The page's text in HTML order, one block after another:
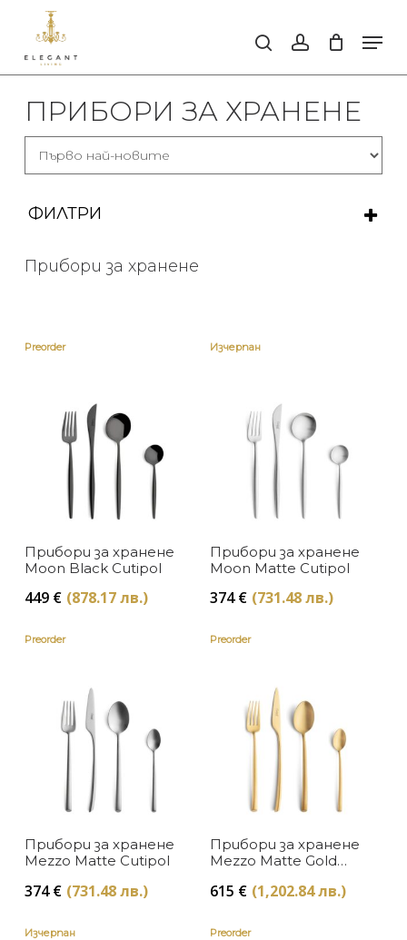
content
searchaccount
ПРИБОРИ ЗА ХРАНЕНЕ
ФИЛТРИ
БРАНД
Cutipol
НАЛИЧНОСТ
В наличност
Изчерпан, с опция за поръчка
ЦВЯТ
Бяло
Кафяво
Синьо
Слонова кост
Сребристо
Черно
ЦЕНА
Прибори за хранене
Preorder
Прибори за хранене
Moon Black Cutipol
449 € (878.17 лв.)
Изчерпан
Прибори за хранене
Moon Matte Cutipol
374€ (731.48 лв.)
Preorder
Прибори за хранене
Mezzo Matte Cutipol
374€ (731.48 лв.)
Preorder
Прибори за хранене
Mezzo Matte Gold
615 € (1,202.84 лв.)
Изчерпан Preorder
Close